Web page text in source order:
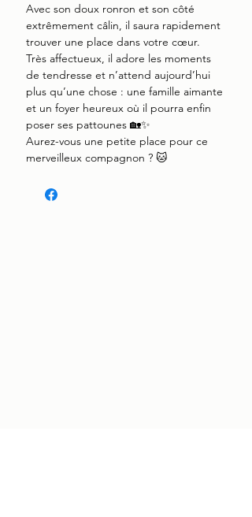
Avec son doux ronron et son côté
extrêmement câlin, il saura rapidement
trouver une place dans votre cœur.
Très affectueux, il adore les moments
de tendresse et n’attend aujourd’hui
plus qu’une chose : une famille aimante
et un foyer heureux où il pourra enfin
poser ses pattounes 🏡✨
Aurez-vous une petite place pour ce
merveilleux compagnon ? 🐱